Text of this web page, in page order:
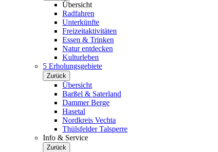
Übersicht
Radfahren
Unterkünfte
Freizeitaktivitäten
Essen & Trinken
Natur entdecken
Kulturleben
5 Erholungsgebiete
Zurück
Übersicht
Barßel & Saterland
Dammer Berge
Hasetal
Nordkreis Vechta
Thülsfelder Talsperre
Info & Service
Zurück